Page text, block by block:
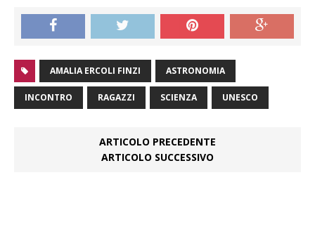
AMALIA ERCOLI FINZI ASTRONOMIA
INCONTRO RAGAZZI SCIENZA UNESCO
ARTICOLO PRECEDENTE
ARTICOLO SUCCESSIVO